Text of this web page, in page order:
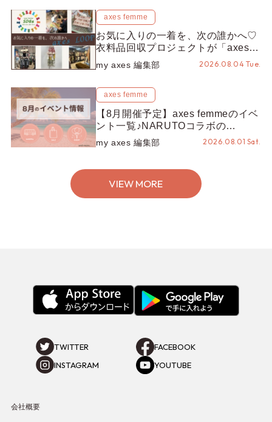
axes femme
お気に入りの一着を、次の誰かへ♡
衣料品回収プロジェクトが「axes
LOOP」にアップデート！活用する
とポイントが手に入る◎
my axes 編集部 2026.08.04 Tue.
axes femme
【8月開催予定】axes femmeのイベ
ント一覧♪NARUTOコラボの
REZEN POPUPから、プチYour
Stage.、ティーパーティまで！8月
my axes 編集部 2026.08.01 Sat.
VIEW MORE
TWITTER
FACEBOOK
INSTAGRAM
YOUTUBE
会社概要